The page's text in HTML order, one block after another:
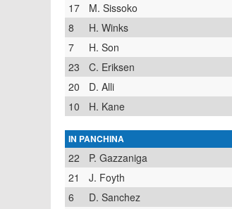
17
M. Sissoko
8
H. Winks
7 H. Son
23
C. Eriksen
20
D. Alli
10 H. Kane
IN PANCHINA
22
P. Gazzaniga
21
J. Foyth
6
D. Sanchez